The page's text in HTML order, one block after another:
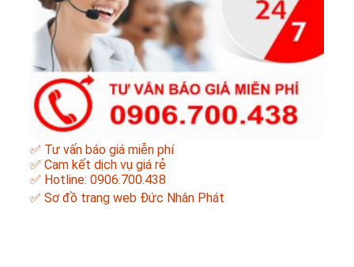
✅ Tư vấn báo giá miễn phí
✅ Cam kết dịch vụ giá rẻ
✅ Hotline: 0906.700.438
✅ Sơ đồ trang web Đức Nhân Phát